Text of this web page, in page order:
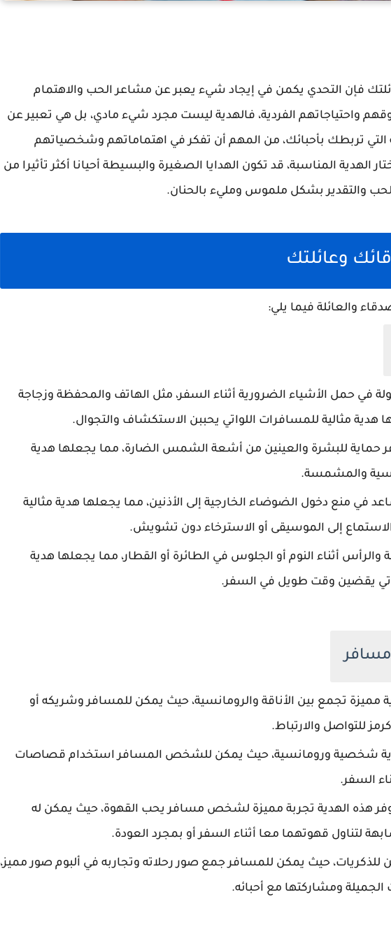
فإن التحدي يكمن في إيجاد شيء يعبر عن مشاعر الحب والاهتمام
واحتياجاتهم الفردية، فالهدية ليست مجرد شيء مادي، بل هي تعبير عن
التي تربطك بأحبائك، من المهم أن تفكر في اهتماماتهم وشخصياتهم
الهدية المناسبة، قد تكون الهدايا الصغيرة والبسيطة أحيانا أكثر تأثيرا من
الحب والتقدير بشكل ملموس ومليء بالحنان.
وعائلتك
والعائلة فيما يلي:
في حمل الأشياء الضرورية أثناء السفر، مثل الهاتف والمحفظة وزجاجة
هدية مثالية للمسافرات اللواتي يحببن الاستكشاف والتجوال.
للبشرة والعينين من أشعة الشمس الضارة، مما يجعلها هدية
والمشمسة.
في منع دخول الضوضاء الخارجية إلى الأذنين، مما يجعلها هدية مثالية
إلى الموسيقى أو الاسترخاء دون تشويش.
والرأس أثناء النوم أو الجلوس في الطائرة أو القطار، مما يجعلها هدية
يقضين وقت طويل في السفر.
مميزة تجمع بين الأناقة والرومانسية، حيث يمكن للمسافر وشريكه أو
للتواصل والارتباط.
شخصية ورومانسية، حيث يمكن للشخص المسافر استخدام قصاصات
السفر.
هذه الهدية تجربة مميزة لشخص مسافر يحب القهوة، حيث يمكن له
لتناول قهوتهما معا أثناء السفر أو بمجرد العودة.
للذكريات، حيث يمكن للمسافر جمع صور رحلاته وتجاربه في ألبوم صور مميز،
ومشاركتها مع أحبائه.